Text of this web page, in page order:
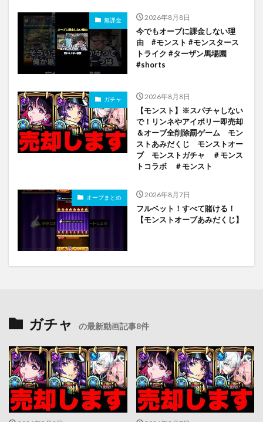
無課金 2026年8月8日
今でもオーブに課金しない理
由 #モンスト #モンスタース
トライク #ターザン馬場園
#shorts
ガチャ 2026年8月8日
【モンスト】※スパチャしない
で！リンネやアイボリー即売却
＆オーブ全削除罰ゲーム モン
ストあみだくじ モンストオー
ブ モンストガチャ ＃モンス
トコラボ ＃モンスト
オーブまとめ 2026年8月7日
フルベット！すべて賭ける！
【モンストオーブあみだくじ】
ガチャ の最新動画記事8件